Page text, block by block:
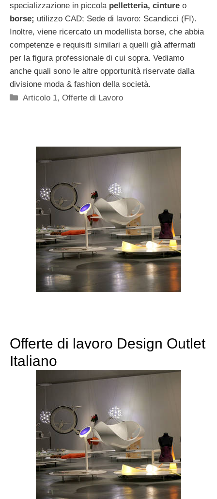
specializzazione in piccola pelletteria, cinture o
borse; utilizzo CAD; Sede di lavoro: Scandicci (FI).
Inoltre, viene ricercato un modellista borse, che abbia
competenze e requisiti similari a quelli già affermati
per la figura professionale di cui sopra. Vediamo
anche quali sono le altre opportunità riservate dalla
divisione moda & fashion della società.
Categorie
Articolo 1,Offerte di Lavoro
Offerte di lavoro Design Outlet
Italiano